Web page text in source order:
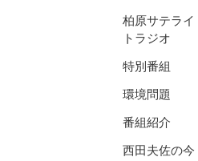
柏原サテライ
トラジオ
特別番組
環境問題
番組紹介
西田夫佐の今